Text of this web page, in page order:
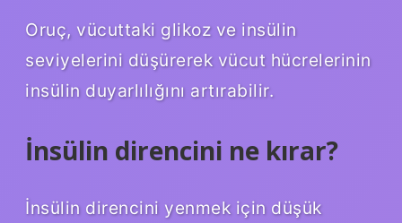
Oruç, vücuttaki glikoz ve insülin
seviyelerini düşürerek vücut hücrelerinin
insülin duyarlılığını artırabilir.
İnsülin direncini ne kırar?
İnsülin direncini yenmek için düşük